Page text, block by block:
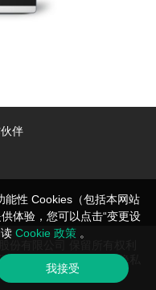
伴
ICP备05019651号-2
隐私
理
能性 Cookies（包括本网站
体验，您可以点击“变更设
Cookie 政策 。
我接受